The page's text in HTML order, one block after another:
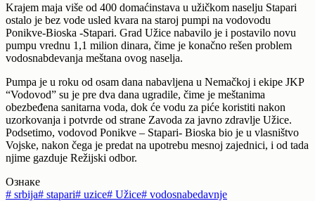
Krajem maja više od 400 domaćinstava u užičkom naselju Stapari
ostalo je bez vode usled kvara na staroj pumpi na vodovodu
Ponikve-Bioska -Stapari. Grad Užice nabavilo je i postavilo novu
pumpu vrednu 1,1 milion dinara, čime je konačno rešen problem
vodosnabdevanja meštana ovog naselja.
Pumpa je u roku od osam dana nabavljena u Nemačkoj i ekipe JKP
“Vodovod” su je pre dva dana ugradile, čime je meštanima
obezbeđena sanitarna voda, dok će vodu za piće koristiti nakon
uzorkovanja i potvrde od strane Zavoda za javno zdravlje Užice.
Podsetimo, vodovod Ponikve – Stapari- Bioska bio je u vlasništvo
Vojske, nakon čega je predat na upotrebu mesnoj zajednici, i od tada
njime gazduje Režijski odbor.
Ознаке
# srbija# stapari# uzice# Užice# vodosnabedavnje